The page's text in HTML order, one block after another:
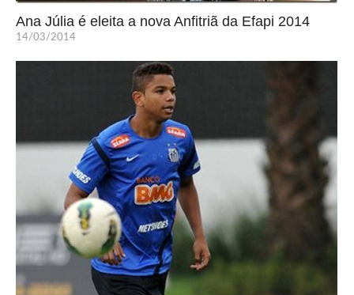
Ana Júlia é eleita a nova Anfitriã da Efapi 2014
14/03/2014